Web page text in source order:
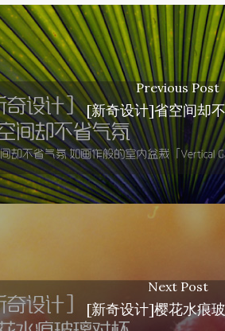
Previous Post
[新奇设计]省空间却
Next Post
[新奇设计]樱花水痕